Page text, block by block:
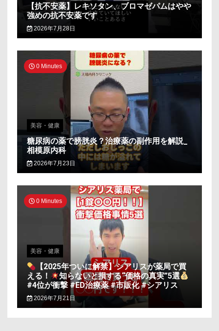
【抗不安薬】レキソタン、ブロマゼパムはやや
強めの抗不安薬です
2026年7月28日
0 Minutes
美容・健康
糖尿病の薬で膀胱炎？治療薬の副作用を解説_
相模原内科
2026年7月23日
0 Minutes
美容・健康
【2025年ついに解禁】シアリスが薬局で買
える！
知らないと損する“価格の真実”5選
#4位が衝撃 #ED治療薬 #市販化 #シアリス
2026年7月21日